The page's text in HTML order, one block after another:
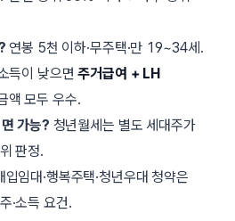
연봉 5천 이하·무주택·만 19~34세.
득이 낮으면주거급여 + LH
액 모두 우수.
가능? 청년월세는 별도 세대주가
판정.
입임대·행복주택·청년우대 청약은
·소득 요건.